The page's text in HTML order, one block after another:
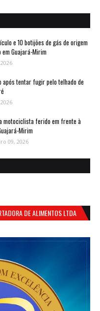
e 10 botijões de gás de origem
Guajará-Mirim
após tentar fugir pelo telhado de
motociclista ferido em frente à
Mirim
09, 2026
DE ALIMENTOS LTDA